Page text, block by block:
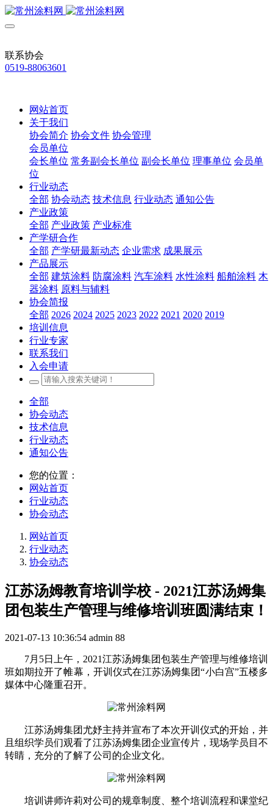
联系协会
0519-88063601
网站首页
关于我们
协会简介 协会文件 协会管理
会员单位
会长单位 常务副会长单位 副会长单位 理事单位 会员单
位
行业动态
全部 协会动态 技术信息 行业动态 通知公告
产业政策
全部 产业政策 产业标准
产学研合作
全部 产学研最新动态 企业需求 成果展示
产品展示
全部 建筑涂料 防腐涂料 汽车涂料 水性涂料 船舶涂料 木
器涂料 原料与辅料
协会简报
全部 2026 2024 2025 2023 2022 2021 2020 2019
培训信息
行业专家
联系我们
入会申请
全部
协会动态
技术信息
行业动态
通知公告
您的位置：
网站首页
行业动态
协会动态
网站首页
行业动态
协会动态
江苏汤姆教育培训学校 - 2021江苏汤姆集
团包装生产管理与维修培训班圆满结束！
2021-07-13 10:36:54 admin 88
7月5日上午，2021江苏汤姆集团包装生产管理与维修培训
班如期拉开了帷幕，开训仪式在江苏汤姆集团“小白宫”五楼多
媒体中心隆重召开。
江苏汤姆集团尤妤主持并宣布了本次开训仪式的开始，并
且组织学员们观看了江苏汤姆集团企业宣传片，现场学员目不
转睛，充分的了解了公司的企业文化。
培训讲师许莉对公司的规章制度、整个培训流程和课堂纪